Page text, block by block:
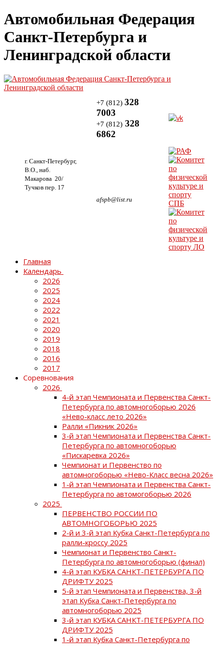
Автомобильная Федерация
Санкт-Петербурга и
Ленинградской области
г. Санкт-Петербург,
В.О., наб.
Макарова 20/
Тучков пер. 17
+7 (812) 328
7003
+7 (812) 328
6862
afspb@list.ru
Главная
Календарь
2026
2025
2024
2022
2021
2020
2019
2018
2016
2017
Соревнования
2026
4-й этап Чемпионата и Первенства Санкт-
Петербурга по автомногоборью 2026
«Нево-класс лето 2026»
Ралли «Пикник 2026»
3-й этап Чемпионата и Первенства Санкт-
Петербурга по автомногоборью
«Пискаревка 2026»
Чемпионат и Первенство по
автомногоборью «Нево-Класс весна 2026»
1-й этап Чемпионата и Первенства Санкт-
Петербурга по автомогоборью 2026
2025
ПЕРВЕНСТВО РОССИИ ПО
АВТОМНОГОБОРЬЮ 2025
2-й и 3-й этап Кубка Санкт-Петербурга по
ралли-кроссу 2025
Чемпионат и Первенство Санкт-
Петербурга по автомногоборью (финал)
4-й этап КУБКА САНКТ-ПЕТЕРБУРГА ПО
ДРИФТУ 2025
5-й этап Чемпионата и Первенства, 3-й
этап Кубка Санкт-Петербурга по
автомногоборью 2025
3-й этап КУБКА САНКТ-ПЕТЕРБУРГА ПО
ДРИФТУ 2025
1-й этап Кубка Санкт-Петербурга по